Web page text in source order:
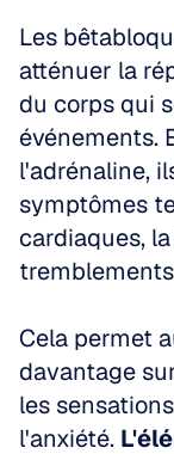
Les
atténuer la
du corps qui
événements.
l'adrénaline,
symptômes
cardiaques,
Cela permet
davantage
les
l'anxiété.